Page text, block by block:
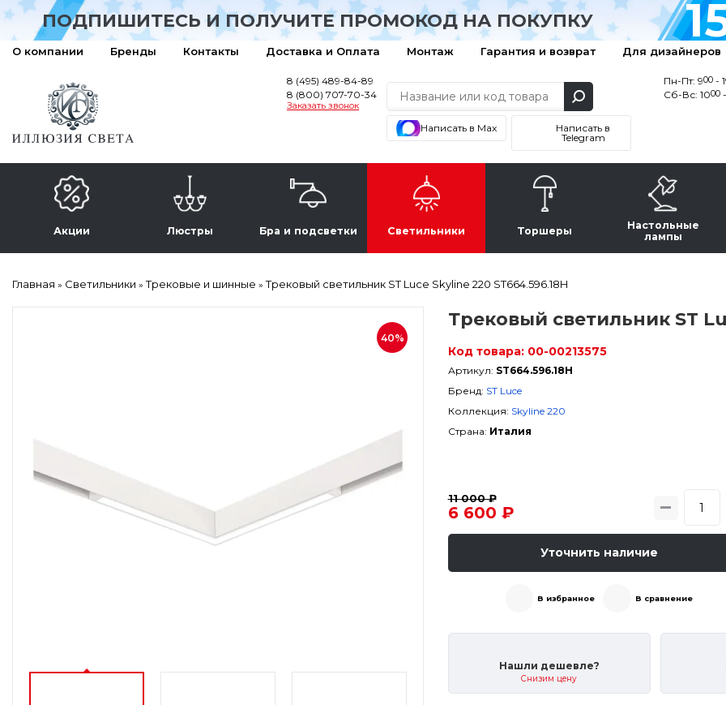
ПОДПИШИТЕСЬ И ПОЛУЧИТЕ ПРОМОКОД НА ПОКУПКУ
О компании Бренды Контакты Доставка и Оплата Монтаж Гарантия и возврат Для дизайнеров
8 (495) 489-84-89
8 (800) 707-70-34
Заказать звонок
Написать в Max
Написать в
Telegram
Пн-Пт: 900 -
Сб-Вс: 1000
Акции Люстры Бра и подсветки Светильники Торшеры
Настольные
лампы
Главная » Светильники »Трековые и шинные »Трековый светильник ST Luce Skyline 220 ST664.596.18H
40%
Трековый светильник ST
Код товара: 00-00213575
Артикул: ST664.596.18H
Бренд: ST Luce
Коллекция: Skyline 220
Страна: Италия
11 000 ₽
6 600 ₽
Уточнить наличие
В избранное В сравнение
Нашли дешевле?
Снизим цену